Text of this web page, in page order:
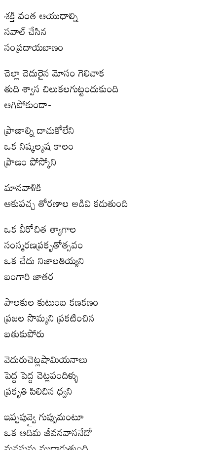
శక్తి వంత ఆయుధాల్ని
సవాల్ చేసిన
సంప్రదాయబాణం
చెల్లా చెదురైన మోసం గెలిచాక
తుది శ్వాస చిలుకలగుట్టందుకుంది
ఆగిపోకుండా-
ప్రాణాల్ని దాచుకోలేని
ఒక నిష్కల్మష కాలం
ప్రాణం పోస్కోని
మానవాళికి
ఆకుపచ్చ తోరణాల అడివి కడుతుంది
ఒక వీరోచిత త్యాగాల
సంస్మరణప్రకృతోత్సవం
ఒక చేదు నిజాలతియ్యని
బంగారి జాతర
పాలకుల కుటుంబ కణకణం
ప్రజల సొమ్మని ప్రకటించిన
బతుకుపోరు
వెదురుచెట్లషామియనాలు
పెద్ద పెద్ద చెట్లపందిళ్ళు
ప్రకృతి పిలిచిన ధ్వని
ఇప్పపువ్వై గుప్పుమంటూ
ఒక ఆదిమ జీవనవాసనేదో